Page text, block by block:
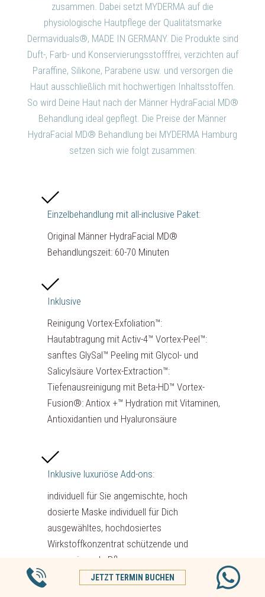
zusammen. Dabei setzt MYDERMA auf die
physiologische Hautpflege der Qualitätsmarke
Dermaviduals®, MADE IN GERMANY. Die Produkte sind
Duft-, Farb- und Konservierungsstofffrei, verzichten auf
Paraffine, Silikone, Parabene usw. und versorgen die
Haut ausschließlich mit hochwertigen Inhaltsstoffen.
So wird Deine Haut nach der Männer HydraFacial MD®
Behandlung ideal gepflegt. Die Preise der Männer
HydraFacial MD® Behandlung bei MYDERMA Hamburg
setzen sich wie folgt zusammen:
Einzelbehandlung mit all-inclusive Paket:
Original Männer HydraFacial MD®
Behandlungszeit: 60-70 Minuten
Inklusive
Reinigung Vortex-Exfoliation™:
Hautabtragung mit Activ-4™ Vortex-Peel™:
sanftes GlySal™ Peeling mit Glycol- und
Salicylsäure Vortex-Extraction™:
Tiefenausreinigung mit Beta-HD™ Vortex-
Fusion®: Antiox +™ Hydration mit Vitaminen,
Antioxidantien und Hyaluronsäure
Inklusive luxuriöse Add-ons:
individuell für Sie angemischte, hoch
dosierte Maske individuell für Dich
ausgewähltes, hochdosiertes
Wirkstoffkonzentrat schützende und
regenerierende Pflege
JETZT TERMIN BUCHEN